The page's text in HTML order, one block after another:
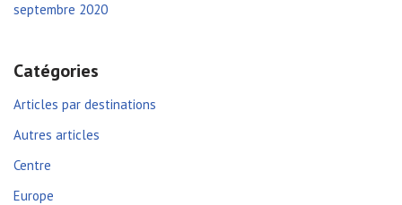
septembre 2020
Catégories
Articles par destinations
Autres articles
Centre
Europe